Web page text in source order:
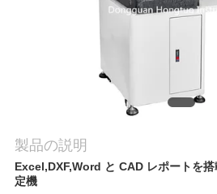
し
な
製品の説明
Excel,DXF,Word と CAD レポートを
定機